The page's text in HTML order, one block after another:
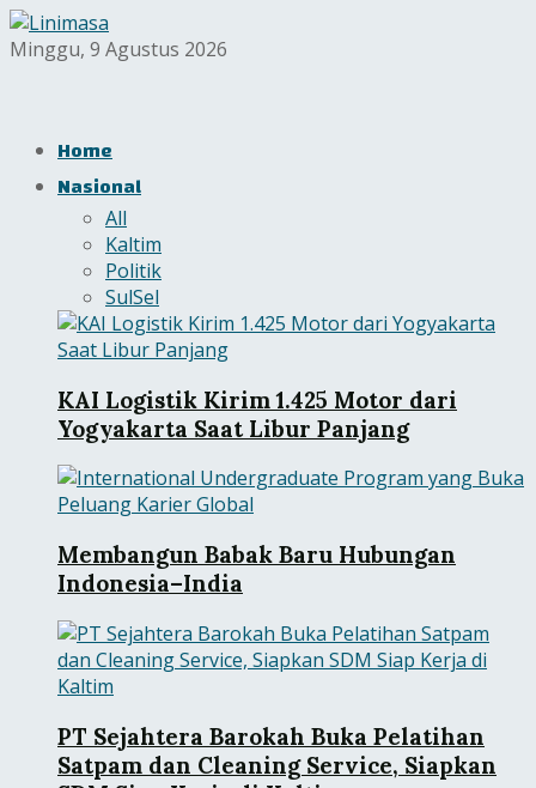
Minggu, 9 Agustus 2026
Home
Nasional
All
Kaltim
Politik
SulSel
KAI Logistik Kirim 1.425 Motor dari
Yogyakarta Saat Libur Panjang
Membangun Babak Baru Hubungan
Indonesia–India
PT Sejahtera Barokah Buka Pelatihan
Satpam dan Cleaning Service, Siapkan